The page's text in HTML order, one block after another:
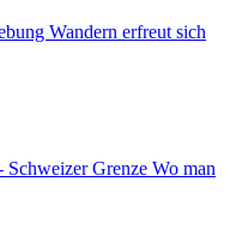
Wandern erfreut sich
Grenze Wo man